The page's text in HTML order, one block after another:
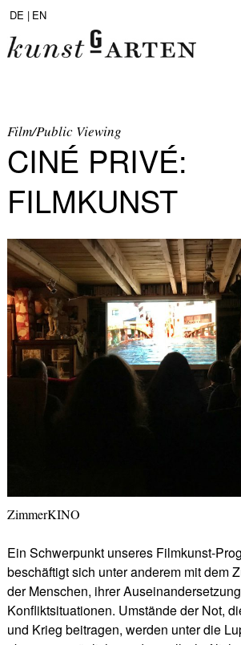
DE | EN
SAMMLUNG
KÜNSTLER*INNEN
PARTNER*INNEN
ANGEBOTE
Film/Public Viewing
CINÉ PRIVÉ:
FILMKUNST
ZimmerKINO
Ein Schwerpunkt unseres Filmkunst-
beschäftigt sich unter anderem mit dem
der Menschen, ihrer
Konfliktsituationen. Umstände der Not,
und Krieg beitragen, werden unter die